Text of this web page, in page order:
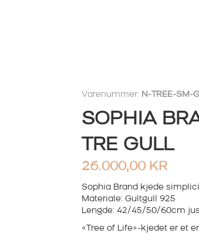
Varenummer: N-TREE-SM-
SOPHIA
TRE GULL
26.000,00 KR
Sophia Brand kjede
Materiale: Gultgull 925
Lengde: 42/45/50/60cm
«Tree of Life»-kjedet er et